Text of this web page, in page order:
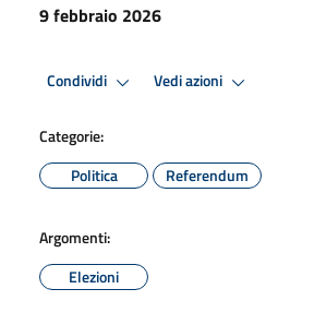
9 febbraio 2026
Condividi Vedi azioni
Categorie:
Politica
Referendum
Argomenti:
Elezioni